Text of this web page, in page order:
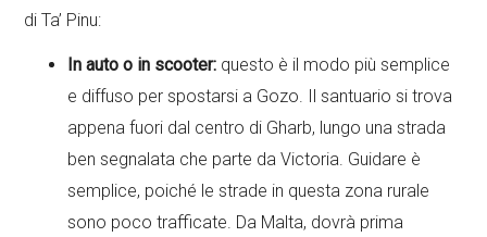
di Ta’ Pinu:
In auto o in scooter: questo è il modo più semplice
e diffuso per spostarsi a Gozo. Il santuario si trova
appena fuori dal centro di Gharb, lungo una strada
ben segnalata che parte da Victoria. Guidare è
semplice, poiché le strade in questa zona rurale
sono poco trafficate. Da Malta, dovrà prima